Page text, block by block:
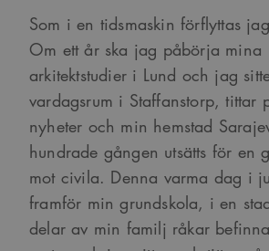
Som i en tidsmaskin förflyttas
Om ett år ska jag påbörja mina
arkitektstudier i Lund och jag
vardagsrum i Staffanstorp, tittar
nyheter och min hemstad
hundrade gången utsätts för en
mot civila. Denna varma dag i
framför min grundskola, i en
delar av min familj råkar